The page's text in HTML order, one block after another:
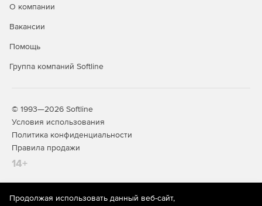
О компании
Вакансии
Помощь
Группа компаний Softline
© 1993—2026 Softline
Условия использования
Политика конфиденциальности
Правила продажи
14+
Продолжая использовать данный веб-сайт,